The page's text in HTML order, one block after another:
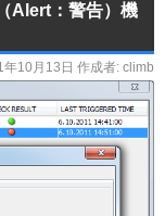
Alert：警告）機
年10月13日 作成者: climb